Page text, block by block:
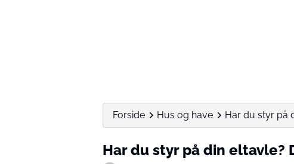
Forside Hus og have Har du styr på
Har du styr på din eltavle?